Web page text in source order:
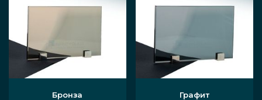
Бронза Графит